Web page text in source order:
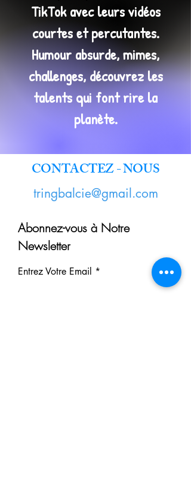
TikTok avec leurs vidéos
courtes et percutantes.
Humour absurde, mimes,
challenges, découvrez les
talents qui font rire la
planète.
CONTACTEZ - NOUS
tringbalcie@gmail.com
Abonnez-vous à Notre
Newsletter
Entrez Votre Email